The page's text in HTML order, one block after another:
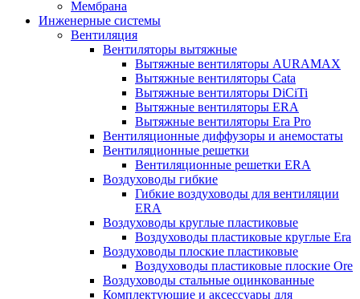
Мембрана
Инженерные системы
Вентиляция
Вентиляторы вытяжные
Вытяжные вентиляторы AURAMAX
Вытяжные вентиляторы Cata
Вытяжные вентиляторы DiCiTi
Вытяжные вентиляторы ERA
Вытяжные вентиляторы Era Pro
Вентиляционные диффузоры и анемостаты
Вентиляционные решетки
Вентиляционные решетки ERA
Воздуховоды гибкие
Гибкие воздуховоды для вентиляции
ERA
Воздуховоды круглые пластиковые
Воздуховоды пластиковые круглые Era
Воздуховоды плоские пластиковые
Воздуховоды пластиковые плоские Ore
Воздуховоды стальные оцинкованные
Комплектующие и аксессуары для